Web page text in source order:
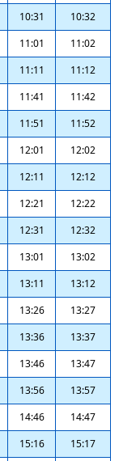
10:31
10:32
11:01
11:02
11:11
11:12
11:41
11:42
11:51
11:52
12:01
12:02
12:11
12:12
12:21
12:22
12:31
12:32
13:01
13:02
13:11
13:12
13:26
13:27
13:36
13:37
13:46
13:47
13:56
13:57
14:46
14:47
15:16
15:17